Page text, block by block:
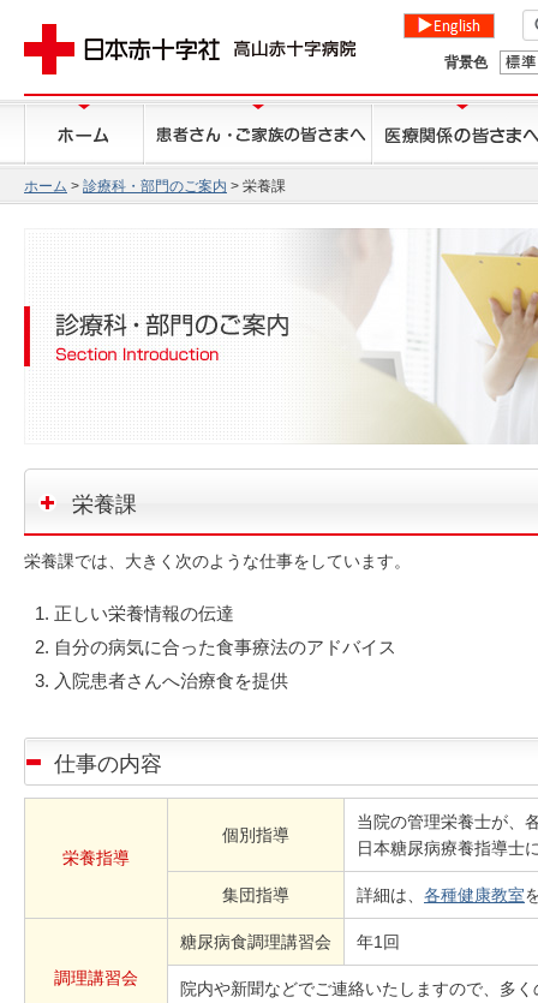
背景色
ホーム > 診療科・部門のご案内 > 栄養課
栄養課
栄養課では、大きく次のような仕事をしています。
正しい栄養情報の伝達
自分の病気に合った食事療法のアドバイス
入院患者さんへ治療食を提供
仕事の内容
栄養指導
個別指導
当院の管理栄養士が、
日本糖尿病療養指導士
集団指導 詳細は、 各種健康教室
調理講習会
糖尿病食調理講習会 年1回
院内や新聞などでご連絡いたしますので、多